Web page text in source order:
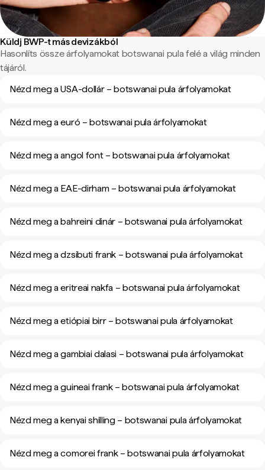
Küldj BWP-t más devizákból
Hasonlíts össze árfolyamokat botswanai pula felé a világ minden
tájáról.
Nézd meg a USA-dollár – botswanai pula árfolyamokat
Nézd meg a euró – botswanai pula árfolyamokat
Nézd meg a angol font – botswanai pula árfolyamokat
Nézd meg a EAE-dirham – botswanai pula árfolyamokat
Nézd meg a bahreini dinár – botswanai pula árfolyamokat
Nézd meg a dzsibuti frank – botswanai pula árfolyamokat
Nézd meg a eritreai nakfa – botswanai pula árfolyamokat
Nézd meg a etiópiai birr – botswanai pula árfolyamokat
Nézd meg a gambiai dalasi – botswanai pula árfolyamokat
Nézd meg a guineai frank – botswanai pula árfolyamokat
Nézd meg a kenyai shilling – botswanai pula árfolyamokat
Nézd meg a comorei frank – botswanai pula árfolyamokat